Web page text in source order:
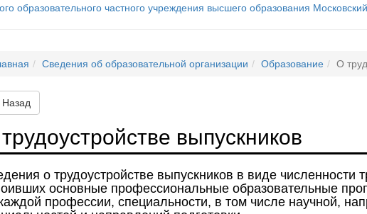
Сведения об образовательной организации Образование О
Назад
выпускников
о трудоустройстве выпускников в виде численности
основные профессиональные образовательные
профессии, специальности, в том числе научной,